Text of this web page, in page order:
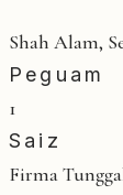
Shah Alam,
Peguam
1
Saiz
Firma